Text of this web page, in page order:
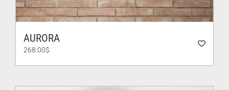
AURORA
268.00$